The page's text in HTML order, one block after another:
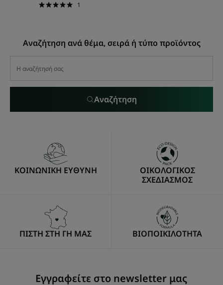
1
Αναζήτηση ανά θέμα, σειρά ή τύπο προϊόντος
Αναζήτηση
ΚΟΙΝΩΝΙΚΗ ΕΥΘΥΝΗ
ΟΙΚΟΛΟΓΙΚΟΣ
ΣΧΕΔΙΑΣΜΟΣ
ΠΙΣΤΗ ΣΤΗ ΓΗ ΜΑΣ ΒΙΟΠΟΙΚΙΛΟΤΗΤΑ
Εγγραφείτε στο newsletter μας